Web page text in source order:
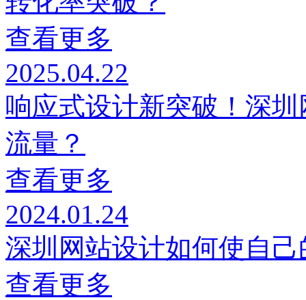
查看更多
2025.04.22
响应式设计新突破！深
流量？
查看更多
2024.01.24
深圳网站设计如何使自
查看更多